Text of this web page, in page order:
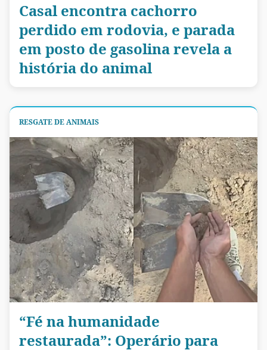
Casal encontra cachorro
perdido em rodovia, e parada
em posto de gasolina revela a
história do animal
RESGATE DE ANIMAIS
“Fé na humanidade
restaurada”: Operário para